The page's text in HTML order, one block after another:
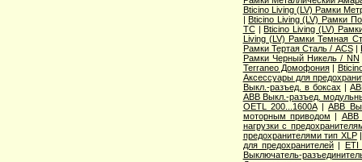
Bticino Living (LV) Рамки
|Bticino Living (LV) Рамки
TC|Bticino Living (LV)
Living (LV) Рамки Темная
Рамки Тертая Сталь / ACS|
Рамки Черный Никель / NN
Terraneo Домофония|
Аксессуары для
Выкл.-разъед. в боксах |
ABB Выкл.-разъед.
OETL 200...1600A| ABB
моторным приводом | ABB
нагрузки с
предохранителями тип XLP
для предохранителей| ETI
Выключатель-